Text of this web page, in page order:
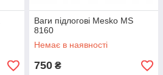
Ваги підлогові Mesko MS
8160
Немає в наявності
750 ₴